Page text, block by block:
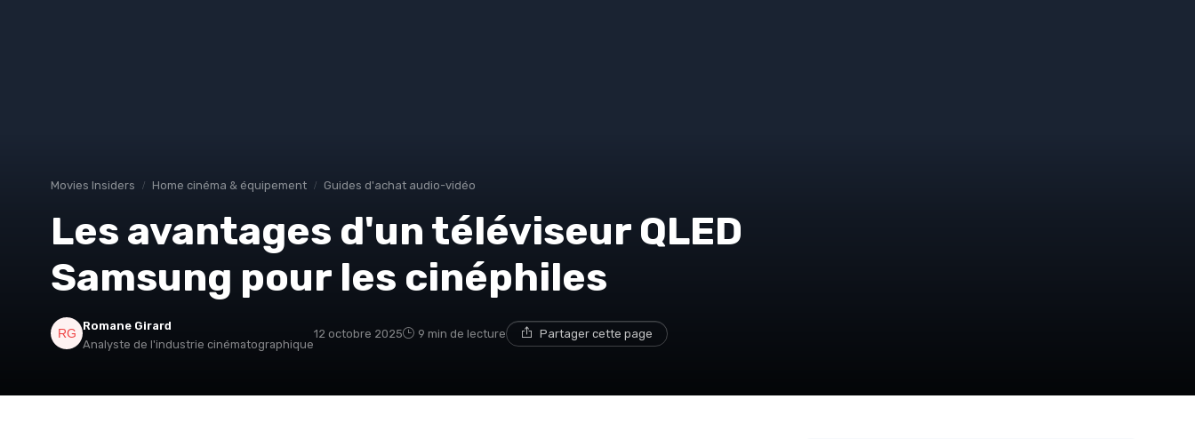
Movies Insiders Home cinéma & équipement Guides d'achat audio-vidéo
Les avantages d'un téléviseur QLED
Samsung pour les cinéphiles
Romane Girard
Analyste de l'industrie cinématographique
12 octobre 2025 9 min de lecture Partager cette page